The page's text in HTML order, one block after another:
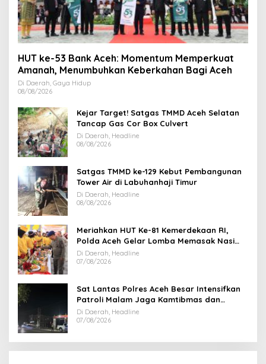
HUT ke-53 Bank Aceh: Momentum Memperkuat
Amanah, Menumbuhkan Keberkahan Bagi Aceh
Di Daerah, Gaya Hidup
08/08/2026
Kejar Target! Satgas TMMD Aceh Selatan
Tancap Gas Cor Box Culvert
Di Daerah, Headline
08/08/2026
Satgas TMMD ke-129 Kebut Pembangunan
Tower Air di Labuhanhaji Timur
Di Daerah, Headline
08/08/2026
Meriahkan HUT Ke-81 Kemerdekaan RI,
Polda Aceh Gelar Lomba Memasak Nasi
Goreng dan Aneka Minuman
Di Daerah, Headline
07/08/2026
Sat Lantas Polres Aceh Besar Intensifkan
Patroli Malam Jaga Kamtibmas dan
Kelancaran Lalu Lintas
Di Daerah, Headline
07/08/2026